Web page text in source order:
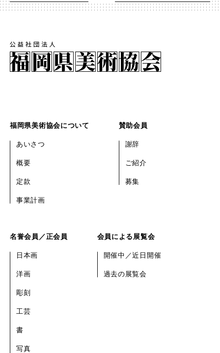
福岡県美術協会について
あいさつ
概要
定款
事業計画
賛助会員
謝辞
ご紹介
募集
名誉会員／正会員
日本画
洋画
彫刻
工芸
書
写真
会員による展覧会
開催中／近日開催
過去の展覧会